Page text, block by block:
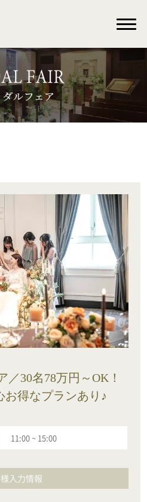
／30名78万円～OK！
得なプランあり♪
11:00~ 15:00
入力情報